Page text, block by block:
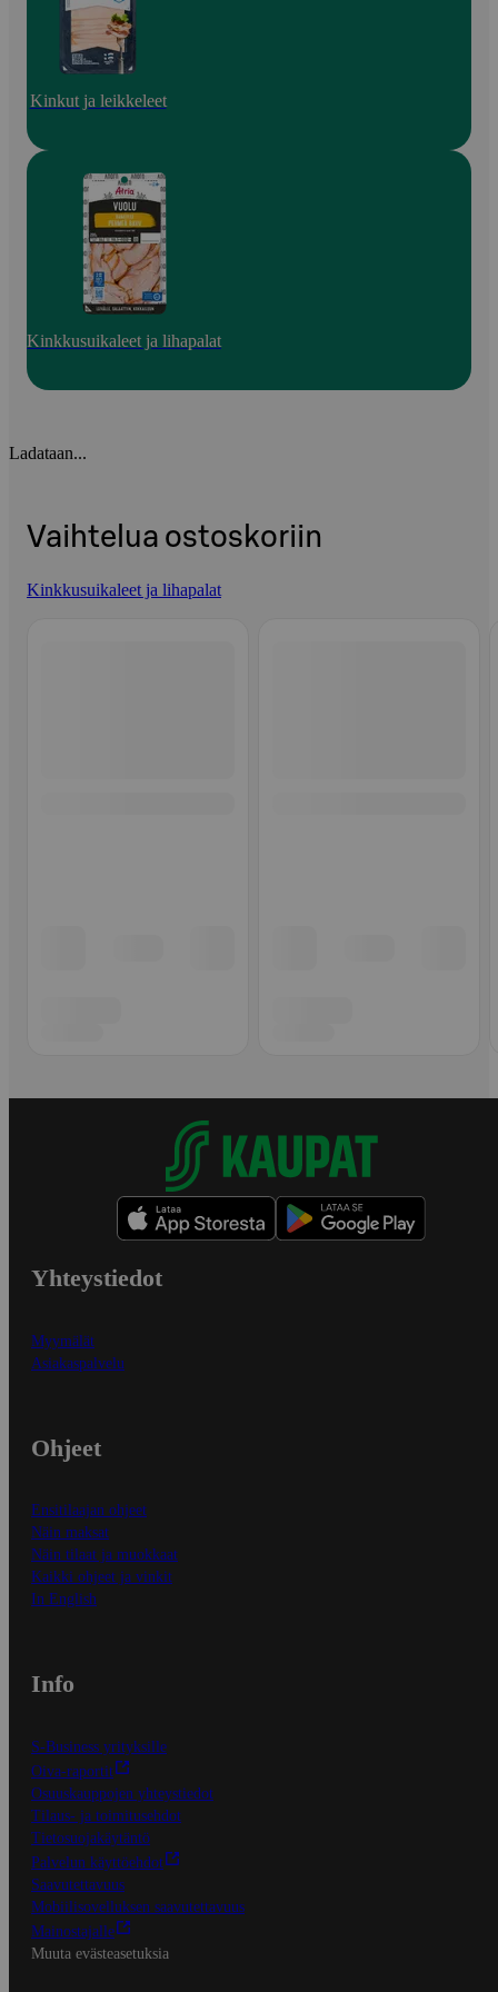
Kinkut ja leikkeleet
Kinkkusuikaleet ja lihapalat
Ladataan...
Vaihtelua ostoskoriin
Kinkkusuikaleet ja lihapalat
Yhteystiedot
Myymälät
Asiakaspalvelu
Ohjeet
Ensitilaajan ohjeet
Näin maksat
Näin tilaat ja muokkaat
Kaikki ohjeet ja vinkit
In English
Info
S-Business yrityksille
Oiva-raportit
Osuuskauppojen yhteystiedot
Tilaus- ja toimitusehdot
Tietosuojakäytäntö
Palvelun käyttöehdot
Saavutettavuus
Mobiilisovelluksen saavutettavuus
Mainostajalle
Muuta evästeasetuksia